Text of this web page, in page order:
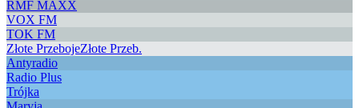
RMF MAXX
VOX FM
TOK FM
Złote PrzebojeZłote Przeb.
Antyradio
Radio Plus
Trójka